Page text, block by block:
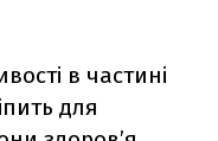
в частині
для